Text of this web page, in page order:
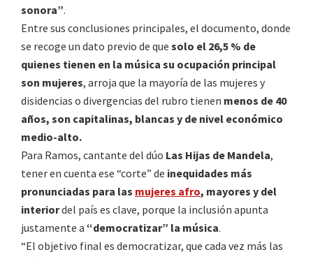
sonora”.
Entre sus conclusiones principales, el documento, donde
se recoge un dato previo de que solo el 26,5 % de
quienes tienen en la música su ocupación principal
son mujeres, arroja que la mayoría de las mujeres y
disidencias o divergencias del rubro tienen menos de 40
años, son capitalinas, blancas y de nivel económico
medio-alto.
Para Ramos, cantante del dúo Las Hijas de Mandela,
tener en cuenta ese “corte” de inequidades más
pronunciadas para las mujeres afro, mayores y del
interiordel país es clave, porque la inclusión apunta
justamente a “democratizar” la música.
“El objetivo final es democratizar, que cada vez más las